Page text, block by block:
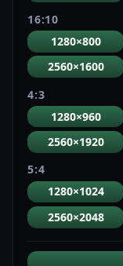
16:10
1280×800
2560×1600
4:3
1280×960
2560×1920
5:4
1280×1024
2560×2048